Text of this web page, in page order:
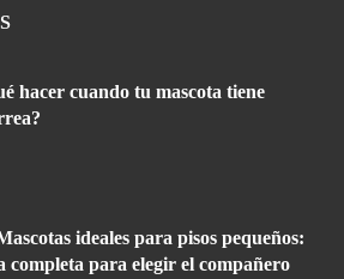
hacer cuando tu mascota tiene
ideales para pisos pequeños:
completa para elegir el compañero